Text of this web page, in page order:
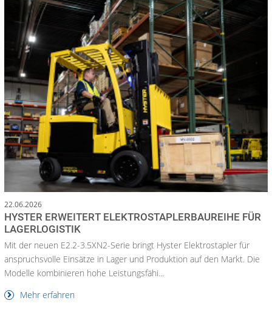
22.06.2026
HYSTER ERWEITERT ELEKTROSTAPLERBAUREIHE FÜR
LAGERLOGISTIK
Mit der neuen E2.2-3.5XN2-Serie bringt Hyster Elektrostapler für
anspruchsvolle Einsätze in Lager und Produktion auf den Markt. Die
Modelle kombinieren hohe Leistungsfähi...
Mehr erfahren